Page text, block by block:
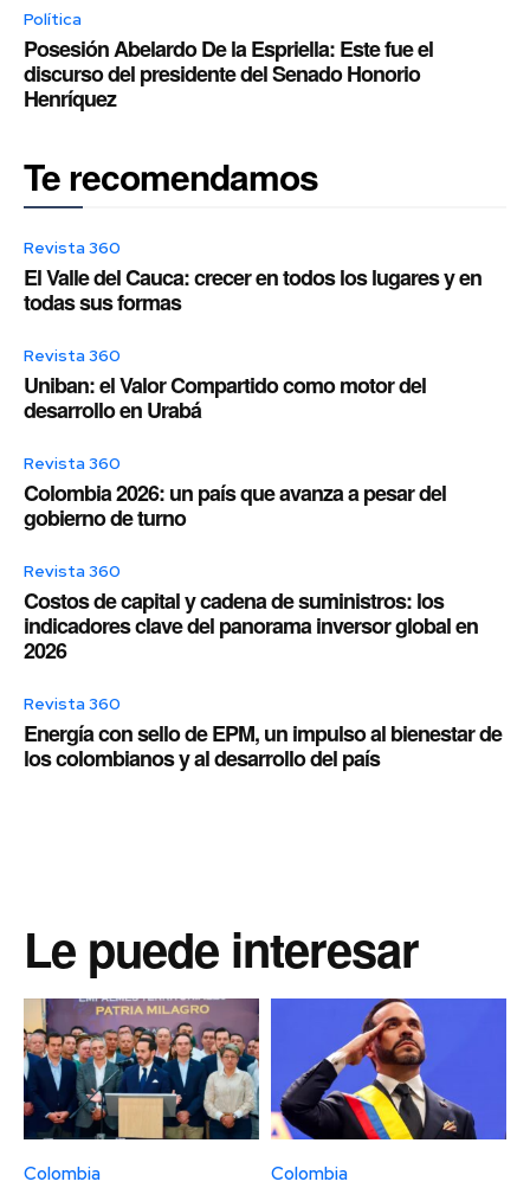
Política
Posesión Abelardo De la Espriella: Este fue el
discurso del presidente del Senado Honorio
Henríquez
Te recomendamos
Revista 360
El Valle del Cauca: crecer en todos los lugares y en
todas sus formas
Revista 360
Uniban: el Valor Compartido como motor del
desarrollo en Urabá
Revista 360
Colombia 2026: un país que avanza a pesar del
gobierno de turno
Revista 360
Costos de capital y cadena de suministros: los
indicadores clave del panorama inversor global en
2026
Revista 360
Energía con sello de EPM, un impulso al bienestar de
los colombianos y al desarrollo del país
Le puede interesar
Colombia Colombia